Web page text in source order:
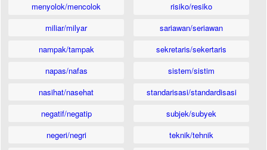
menyolok/mencolok
miliar/milyar
nampak/tampak
napas/nafas
nasihat/nasehat
negatif/negatip
negeri/negri
risiko/resiko
sariawan/seriawan
sekretaris/sekertaris
sistem/sistim
standarisasi/standardisasi
subjek/subyek
teknik/tehnik